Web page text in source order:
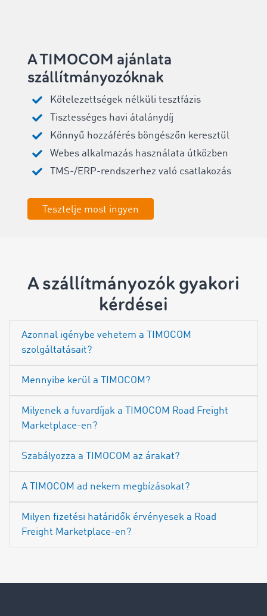
A TIMOCOM ajánlata
szállítmányozóknak
Kötelezettségek nélküli tesztfázis
Tisztességes havi átalánydíj
Könnyű hozzáférés böngészőn keresztül
Webes alkalmazás használata útközben
TMS-/ERP-rendszerhez való csatlakozás
Tesztelje most ingyen
A szállítmányozók gyakori
kérdései
Azonnal igénybe vehetem a TIMOCOM
szolgáltatásait?
Mennyibe kerül a TIMOCOM?
Milyenek a fuvardíjak a TIMOCOM Road Freight
Marketplace-en?
Szabályozza a TIMOCOM az árakat?
A TIMOCOM ad nekem megbízásokat?
Milyen fizetési határidők érvényesek a Road
Freight Marketplace-en?